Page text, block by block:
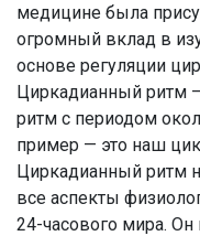
медицине была
огромный вклад в
основе регуляции
Циркадианный ритм
ритм с периодом
пример — это наш
Циркадианный ритм
все аспекты
24-часового мира.